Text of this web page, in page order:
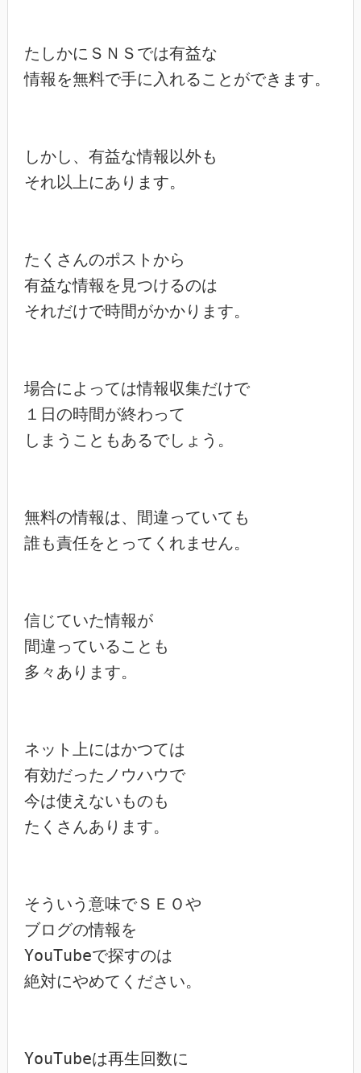
たしかにＳＮＳでは有益な
情報を無料で手に入れることができます。
しかし、有益な情報以外も
それ以上にあります。
たくさんのポストから
有益な情報を見つけるのは
それだけで時間がかかります。
場合によっては情報収集だけで
１日の時間が終わって
しまうこともあるでしょう。
無料の情報は、間違っていても
誰も責任をとってくれません。
信じていた情報が
間違っていることも
多々あります。
ネット上にはかつては
有効だったノウハウで
今は使えないものも
たくさんあります。
そういう意味でＳＥＯや
ブログの情報を
YouTubeで探すのは
絶対にやめてください。
YouTubeは再生回数に